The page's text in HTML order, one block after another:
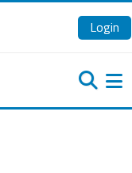
Login